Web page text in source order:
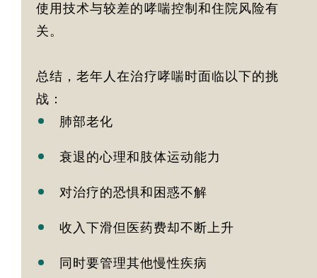
使用技术与较差的哮喘控制和住院风险有
关。
总结，老年人在治疗哮喘时面临以下的挑
战：
肺部老化
衰退的心理和肢体运动能力
对治疗的恐惧和困惑不解
收入下滑但医药费却不断上升
同时要管理其他慢性疾病